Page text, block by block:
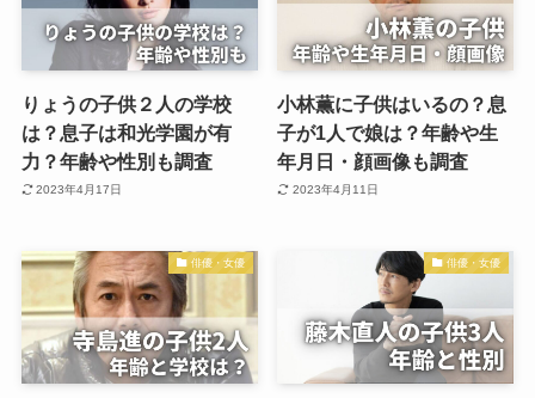
りょうの子供２人の学校
は？息子は和光学園が有
力？年齢や性別も調査
2023年4月17日
小林薫に子供はいるの？息
子が1人で娘は？年齢や生
年月日・顔画像も調査
2023年4月11日
俳優・女優 俳優・女優